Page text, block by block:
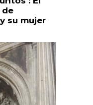
de
su mujer